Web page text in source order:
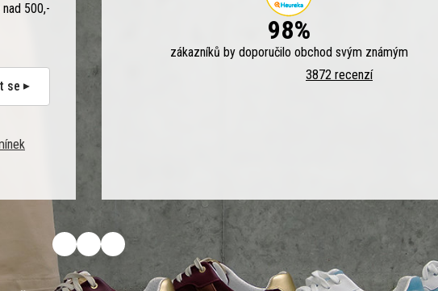
500,-
se
98%
zákazníků by doporučilo obchod svým známým
3872 recenzí